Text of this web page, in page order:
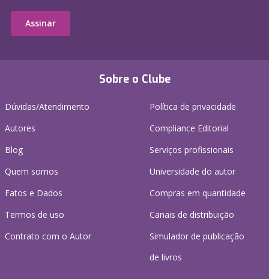
Sobre o Clube
Dúvidas/Atendimento
Autores
Blog
Quem somos
Fatos e Dados
Termos de uso
Contrato com o Autor
Política de privacidade
Compliance Editorial
Serviços profissionais
Universidade do autor
Compras em quantidade
Canais de distribuição
Simulador de publicação
de livros
Assinar